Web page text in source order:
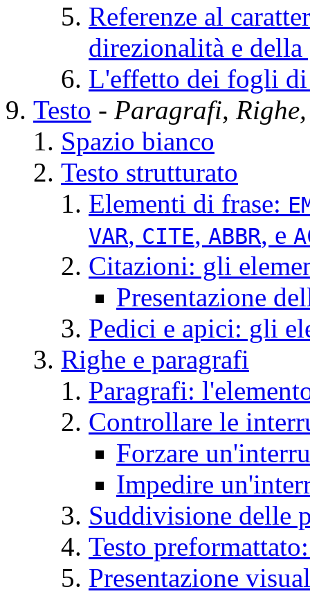
Referenze al
direzionalità e
L'effetto dei fogli
Testo - Paragrafi,
Spazio bianco
Testo strutturato
Elementi di frase:
VAR, CITE, ABBR, e
Citazioni: gli
Presentazione
Pedici e apici: gli
Righe e paragrafi
Paragrafi:
Controllare le
Forzare
Impedire
Suddivisione delle
Testo
Presentazione